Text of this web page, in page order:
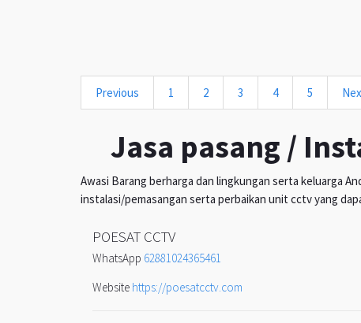
Previous 1 2 3 4 5
Jasa pasang /
Awasi Barang berharga dan lingkungan serta keluarga
instalasi/pemasangan serta perbaikan unit cctv yang
POESAT CCTV
WhatsApp 62881024365461
Website https://poesatcctv.com